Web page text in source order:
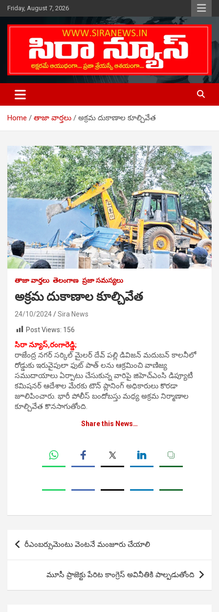
Skip
to
content
Friday, August 7, 2026
SIRA NEWS
Telugu Online News Daily
Home తాజా వార్తలు అక్రమ దుకాణాల కూల్చివేత
తాజా వార్తలు తెలంగాణ ప్రజా సమస్యలు
అక్రమ దుకాణాల కూల్చివేత
24/10/2024
Sira News
Post Views: 156
సిరా న్యూస్,రంగారెడ్డి;
రాజేంద్ర నగర్ సర్కిల్ మైలర్ దేవ్ పల్లి డివిజన్ మదుబన్ కాలనీలో
రోడ్డుకు ఇరువైపులా ఫుట్ పాత్ లను ఆక్రమించి వాణిజ్య
సముదాయాలు ఏర్పాటు చేసుకున్న వారిపై జిహెచ్ఎంసి డిప్యూటీ
కమిషనర్ ఆదేశాల మేరకు టౌన్ ప్లానింగ్ అధికారులు కొరడా
జూలిపించారు. భారీ పోలీస్ బందోబస్తు మధ్య అక్రమ నిర్మాణాల
కూల్చివేత కొనసాగుతోంది.
Share this News…
Post
navigation
రీఎంబర్సుమెంటు వెంటనే మంజూరు చేయాలి
మూసీ ప్రాజెక్టు పేరిట కాంగ్రెస్ అవినీతికి పాల్పడుతోంది